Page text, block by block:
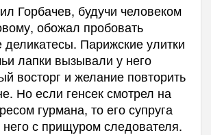
Горбачев, будучи человеком
обожал пробовать
деликатесы. Парижские улитки
лапки вызывали у него
восторг и желание повторить
Но если генсек смотрел на
гурмана, то его супруга
с прищуром следователя.